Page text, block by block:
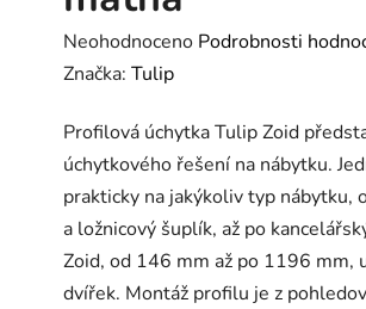
Průměrné
hodnocení
je
0,0
z
5
hvězdiček.
Neohodnoceno Podrobnosti
Značka: Tulip
Profilová úchytka Tulip Zoid
úchytkového řešení na nábytku.
prakticky na jakýkoliv typ nábytku,
a ložnicový šuplík, až po
Zoid, od 146 mm až po 1196 mm,
dvířek. Montáž profilu je z